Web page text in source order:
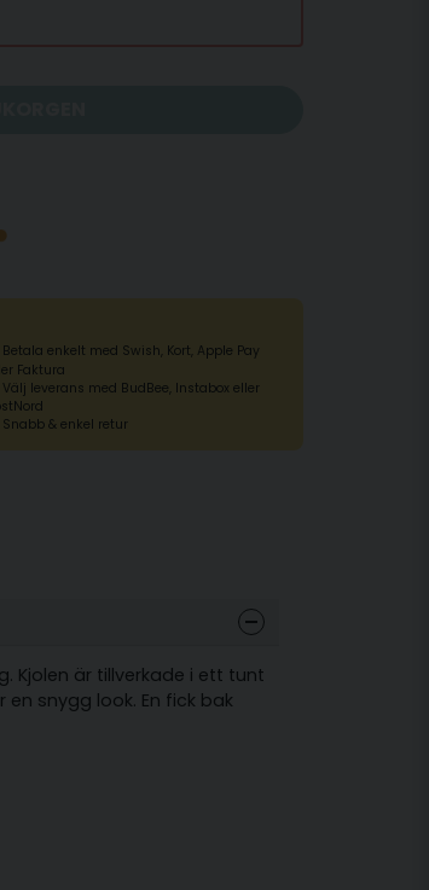
Betala enkelt med Swish, Kort, Apple Pay
Faktura
Välj leverans med BudBee, Instabox eller
Snabb & enkel retur
Kjolen är tillverkade i ett tunt
snygg look. En fick bak